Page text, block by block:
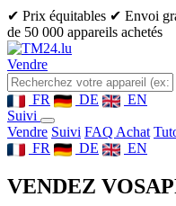
✔ Prix équitables ✔ Envoi
de 50 000 appareils achetés
Vendre
FR DE
EN
Suivi
Vendre Suivi FAQ Achat
FR
DE EN
VENDEZ VOS